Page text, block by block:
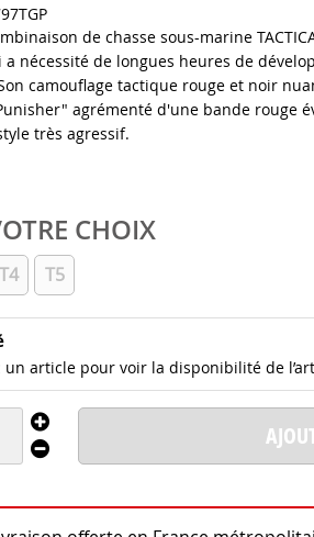
de chasse sous-marine
a nécessité de longues heures de
camouflage tactique rouge et noir
agrémenté d'une bande rouge
très agressif.
CHOIX
T4 T5
un article pour voir la disponibilité de